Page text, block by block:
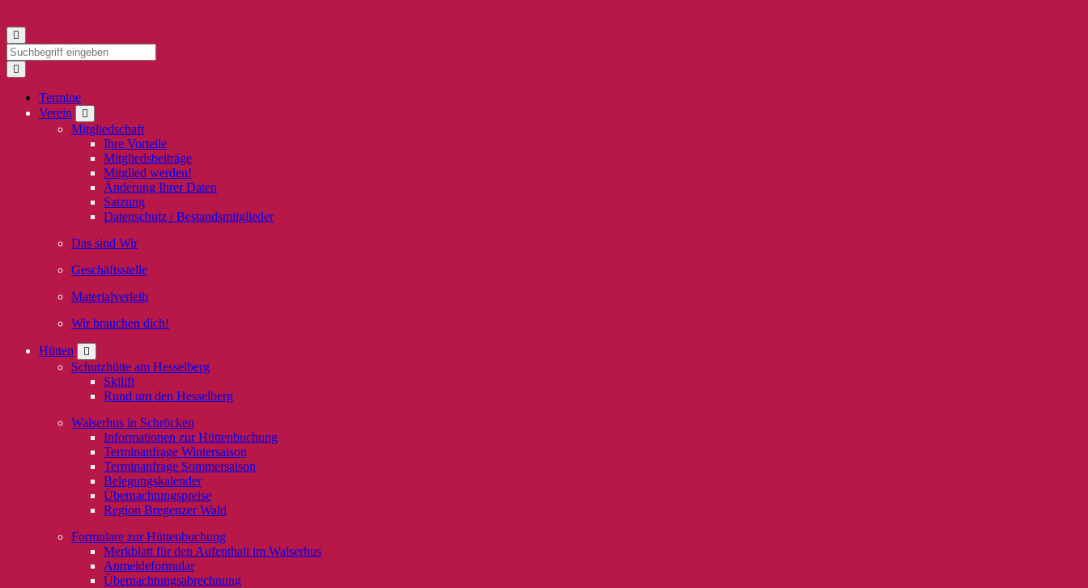
Termine
Verein
Mitgliedschaft
Ihre Vorteile
Mitgliedsbeiträge
Mitglied werden!
Änderung Ihrer Daten
Satzung
Datenschutz / Bestandsmitglieder
Das sind Wir
Geschäftsstelle
Materialverleih
Wir brauchen dich!
Hütten
Schutzhütte am Hesselberg
Skilift
Rund um den Hesselberg
Walserhus in Schröcken
Informationen zur Hüttenbuchung
Terminanfrage Wintersaison
Terminanfrage Sommersaison
Belegungskalender
Übernachtungspreise
Region Bregenzer Wald
Formulare zur Hüttenbuchung
Merkblatt für den Aufenthalt im Walserhus
Anmeldeformular
Übernachtungsabrechnung